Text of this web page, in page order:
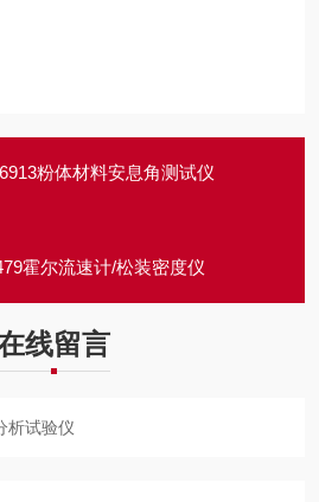
粉体材料安息角测试仪
霍尔流速计/松装密度仪
线留言